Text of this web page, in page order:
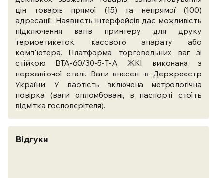
цін товарів прямої (15) та непрямої (100)
адресації. Наявність інтерфейсів дає можливість
підключення вагів принтеру для друку
термоетикеток, касового апарату або
комп'ютера. Платформа торговельних ваг зі
стійкою ВТА-60/30-5-Т-А ЖКI виконана з
нержавіючої сталі. Ваги внесені в Держреєстр
України.У вартість включена метрологічна
повірка (ваги опломбовані, в паспорті стоїть
відмітка госповерітеля).
Відгуки